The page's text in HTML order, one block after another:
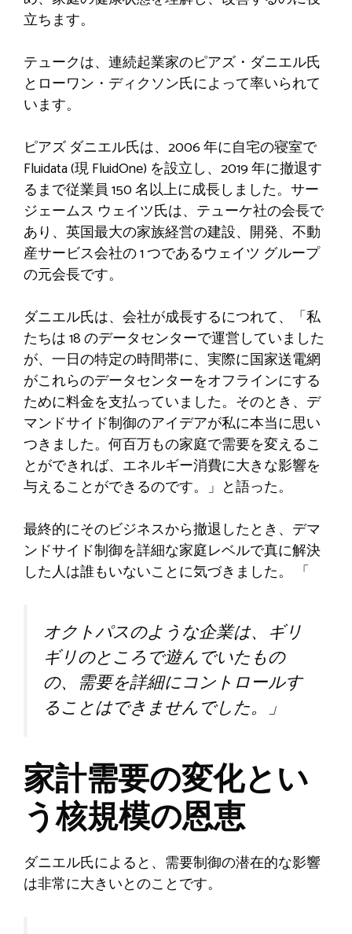
立ちます。
テュークは、連続起業家のピアズ・ダニエル氏
とローワン・ディクソン氏によって率いられて
います。
ピアズ ダニエル氏は、2006 年に自宅の寝室で
Fluidata (現 FluidOne) を設立し、2019 年に撤退す
るまで従業員 150 名以上に成長しました。サー
ジェームス ウェイツ氏は、テューケ社の会長で
あり、英国最大の家族経営の建設、開発、不動
産サービス会社の 1 つであるウェイツ グループ
の元会長です。
ダニエル氏は、会社が成長するにつれて、「私
たちは 18 のデータセンターで運営していました
が、一日の特定の時間帯に、実際に国家送電網
がこれらのデータセンターをオフラインにする
ために料金を支払っていました。そのとき、デ
マンドサイド制御のアイデアが私に本当に思い
つきました。何百万もの家庭で需要を変えるこ
とができれば、エネルギー消費に大きな影響を
与えることができるのです。」と語った。
最終的にそのビジネスから撤退したとき、デマ
ンドサイド制御を詳細な家庭レベルで真に解決
した人は誰もいないことに気づきました。 「
オクトパスのような企業は、ギリ
ギリのところで遊んでいたもの
の、需要を詳細にコントロールす
ることはできませんでした。」
家計需要の変化とい
う核規模の恩恵
ダニエル氏によると、需要制御の潜在的な影響
は非常に大きいとのことです。